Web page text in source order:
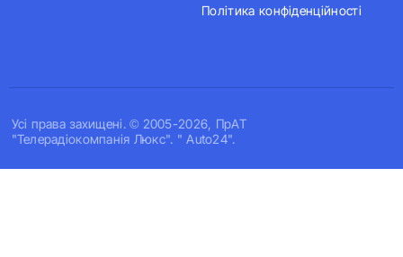
Усi права захищенi. © 2005-2026, ПрАТ
"Телерадіокомпанія Люкс". " Auto24".
Політика конфіденційності